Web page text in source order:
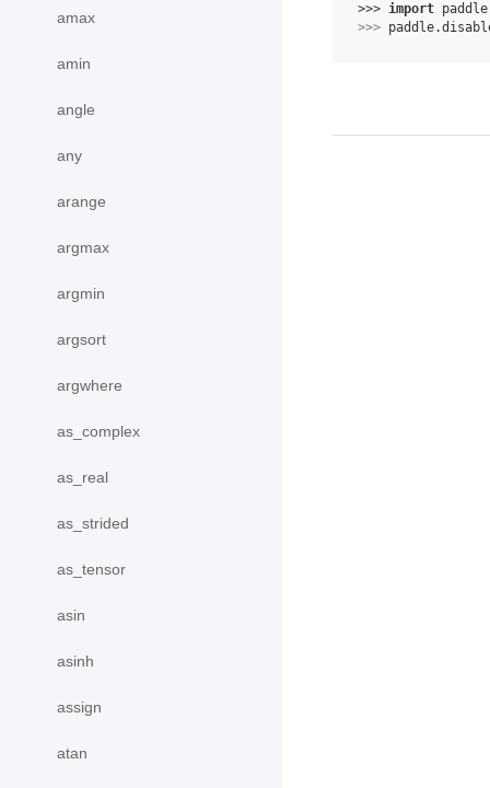
amax
amin
angle
any
arange
argmax
argmin
argsort
argwhere
as_complex
as_real
as_strided
as_tensor
asin
asinh
assign
atan
>>> import paddle
>>> paddle.